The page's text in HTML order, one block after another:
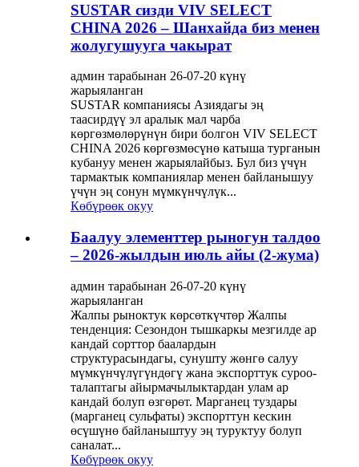
SUSTAR сизди VIV SELECT
CHINA 2026 – Шанхайда биз менен
жолугушууга чакырат
админ тарабынан 26-07-20 күнү
жарыяланган
SUSTAR компаниясы Азиядагы эң
таасирдүү эл аралык мал чарба
көргөзмөлөрүнүн бири болгон VIV SELECT
CHINA 2026 көргөзмөсүнө катыша турганын
кубануу менен жарыялайбыз. Бул биз үчүн
тармактык компаниялар менен байланышуу
үчүн эң сонун мүмкүнчүлүк...
Көбүрөөк окуу
Баалуу элементтер рыногун талдоо
– 2026-жылдын июль айы (2-жума)
админ тарабынан 26-07-20 күнү
жарыяланган
Жалпы рыноктук көрсөткүчтөр Жалпы
тенденция: Сезондон тышкаркы мезгилде ар
кандай сорттор баалардын
структурасындагы, сунушту жөнгө салуу
мүмкүнчүлүгүндөгү жана экспорттук суроо-
талаптагы айырмачылыктардан улам ар
кандай болуп өзгөрөт. Марганец туздары
(марганец сульфаты) экспорттун кескин
өсүшүнө байланыштуу эң туруктуу болуп
саналат...
Көбүрөөк окуу